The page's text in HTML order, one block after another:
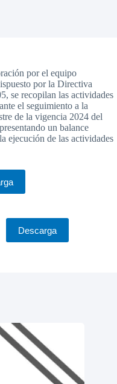
por el equipo
por la Directiva
se recopilan las actividades
el seguimiento a la
de la vigencia 2024 del
un balance
ejecución de las actividades
Descarga